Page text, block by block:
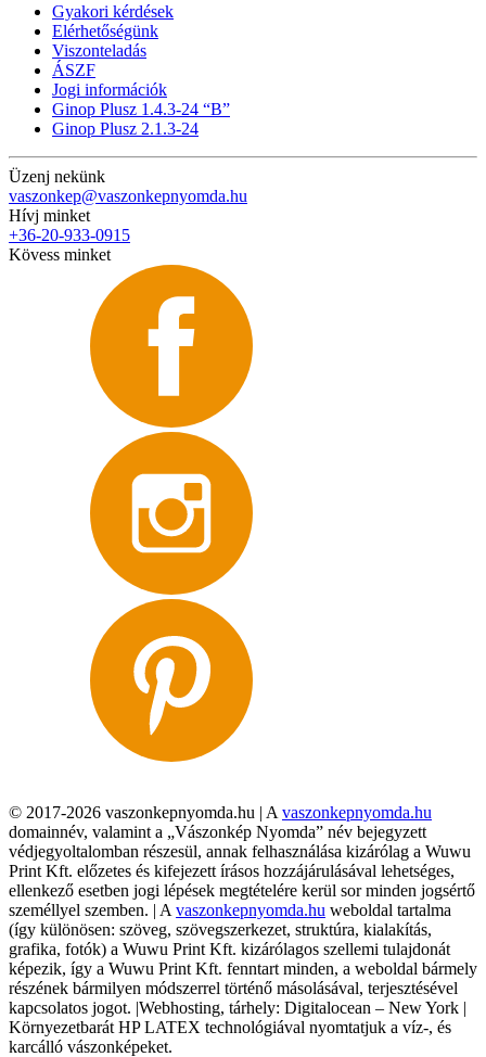
Gyakori kérdések
Elérhetőségünk
Viszonteladás
ÁSZF
Jogi információk
Ginop Plusz 1.4.3-24 “B”
Ginop Plusz 2.1.3-24
Üzenj nekünk
vaszonkep@vaszonkepnyomda.hu
Hívj minket
+36-20-933-0915
Kövess minket
© 2017-2026 vaszonkepnyomda.hu | A vaszonkepnyomda.hu
domainnév, valamint a „Vászonkép Nyomda” név bejegyzett
védjegyoltalomban részesül, annak felhasználása kizárólag a Wuwu
Print Kft. előzetes és kifejezett írásos hozzájárulásával lehetséges,
ellenkező esetben jogi lépések megtételére kerül sor minden jogsértő
személlyel szemben. | A vaszonkepnyomda.hu weboldal tartalma
(így különösen: szöveg, szövegszerkezet, struktúra, kialakítás,
grafika, fotók) a Wuwu Print Kft. kizárólagos szellemi tulajdonát
képezik, így a Wuwu Print Kft. fenntart minden, a weboldal bármely
részének bármilyen módszerrel történő másolásával, terjesztésével
kapcsolatos jogot. |Webhosting, tárhely: Digitalocean – New York |
Környezetbarát HP LATEX technológiával nyomtatjuk a víz-, és
karcálló vászonképeket.